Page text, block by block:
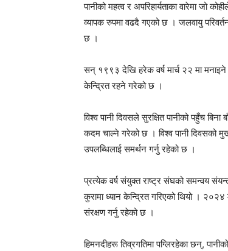
पानीको महत्व र अपरिहार्यताका वारेमा
व्यापक रुपमा वढदै गएको छ । जलवायु
छ ।
सन् १९९३ देखि हरेक वर्ष मार्च २२ मा मनाइने
केन्द्रित रहने गरेको छ ।
विश्व पानी दिवसले सुरक्षित पानीको पहुँच
कदम चाल्ने गरेको छ । विश्व पानी दिवसको
उपलब्धिलाई समर्थन गर्नु रहेको छ ।
प्रत्येक वर्ष संयुक्त राष्ट्र संघको समन्वय
कुरामा ध्यान केन्द्रित गरिएको थियो । २०२४
संरक्षण गर्नु रहेको छ ।
हिमनदीहरू तिव्रगतिमा पग्लिरहेका छन्,